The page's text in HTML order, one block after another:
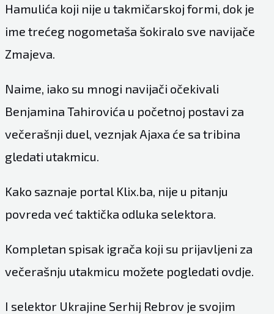
Hamulića koji nije u takmičarskoj formi, dok je
ime trećeg nogometaša šokiralo sve navijače
Zmajeva.
Naime, iako su mnogi navijači očekivali
Benjamina Tahirovića u početnoj postavi za
večerašnji duel, veznjak Ajaxa će sa tribina
gledati utakmicu.
Kako saznaje portal Klix.ba, nije u pitanju
povreda već taktička odluka selektora.
Kompletan spisak igrača koji su prijavljeni za
večerašnju utakmicu možete pogledati ovdje.
I selektor Ukrajine Serhij Rebrov je svojim